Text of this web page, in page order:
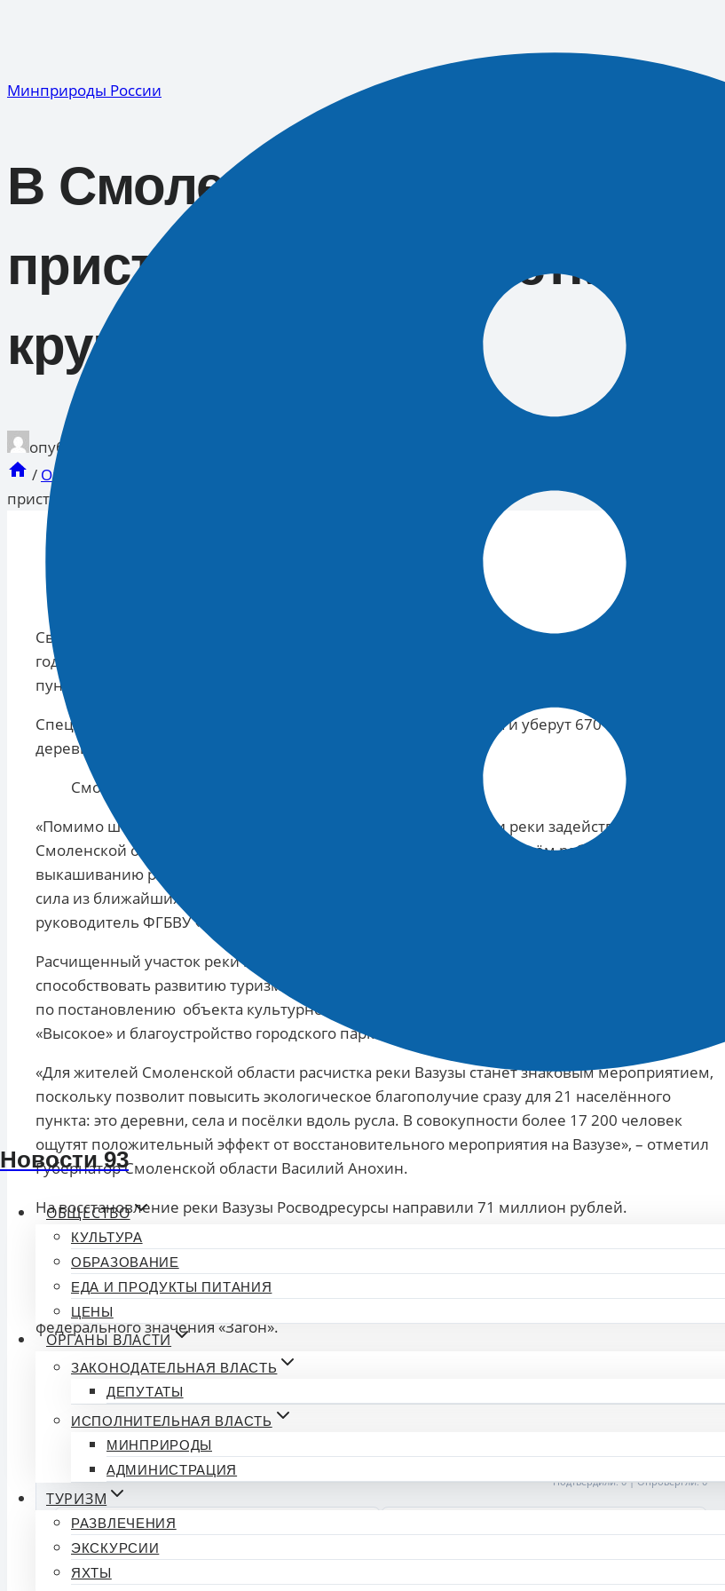
Новости 93
ОБЩЕСТВО
КУЛЬТУРА
ОБРАЗОВАНИЕ
ЕДА И ПРОДУКТЫ ПИТАНИЯ
ЦЕНЫ
ОРГАНЫ ВЛАСТИ
ЗАКОНОДАТЕЛЬНАЯ ВЛАСТЬ
ДЕПУТАТЫ
ИСПОЛНИТЕЛЬНАЯ ВЛАСТЬ
МИНПРИРОДЫ
АДМИНИСТРАЦИЯ
ТУРИЗМ
РАЗВЛЕЧЕНИЯ
ЭКСКУРСИИ
ЯХТЫ
Минприроды России
В Смоленской области
приступили к расчистке
крупной реки
опубликован
/ Органы власти
приступили к расчистке крупной реки
Свыше 70 километров реки Вазузы планируют восстановить в Смоленской области до конца
года. Положительный эффект от работ почувствуют более 17 тысяч жителей населённых
пунктов, расположенных вдоль русла водоёма.
Специалисты извлекут 4400 кубовых метров древесного хлама и уберут 670 стволов
деревьев, нависающих над водоёмом.
Смотрите Все Актуальные
«Помимо штатных сотрудников учреждения, в восстановлении реки задействованы жители
Смоленской области. Мероприятие предусматривает большой объём работ по
выкашиванию растительности и спиливанию деревьев, поэтому дополнительная рабочая
сила из ближайших к водному объекту населённых пунктов будет кстати», – рассказал
руководитель ФГБВУ «Центррегионводхоз» Шамиль Магомедов.
Расчищенный участок реки повысит рекреационную привлекательность местности и будет
способствовать развитию туризма в регионе. Одновременно в регионе будут идти работы
по постановлению объекта культурного наследия федерального значения «Усадьба
«Высокое» и благоустройство городского парка «Сыч» в городе Сычёвка.
«Для жителей Смоленской области расчистка реки Вазузы станет знаковым мероприятием,
поскольку позволит повысить экологическое благополучие сразу для 21 населённого
пункта: это деревни, села и посёлки вдоль русла. В совокупности более 17 200 человек
ощутят положительный эффект от восстановительного мероприятия на Вазузе», – отметил
Губернатор Смоленской области Василий Анохин.
На восстановление реки Вазузы Росводресурсы направили 71 миллион рублей.
Финансирование для региона предусмотрено по субвенциям на выполнение переданных
федеральных полномочий. Расчистка русла – один из этапов «дорожной карты» по созданию
национального парка «Урочище Загон» в границах государственного природного заказника
регионального значения «Лесные массивы в урочище Загон» памятника природы
федерального значения «Загон».
🔍 Фактчекинг новости
Индекс доверия
Подтвердили: 0 | Опровергли: 0
👍 ПОДТВЕРЖДАЮ ФАКТ
Источники: